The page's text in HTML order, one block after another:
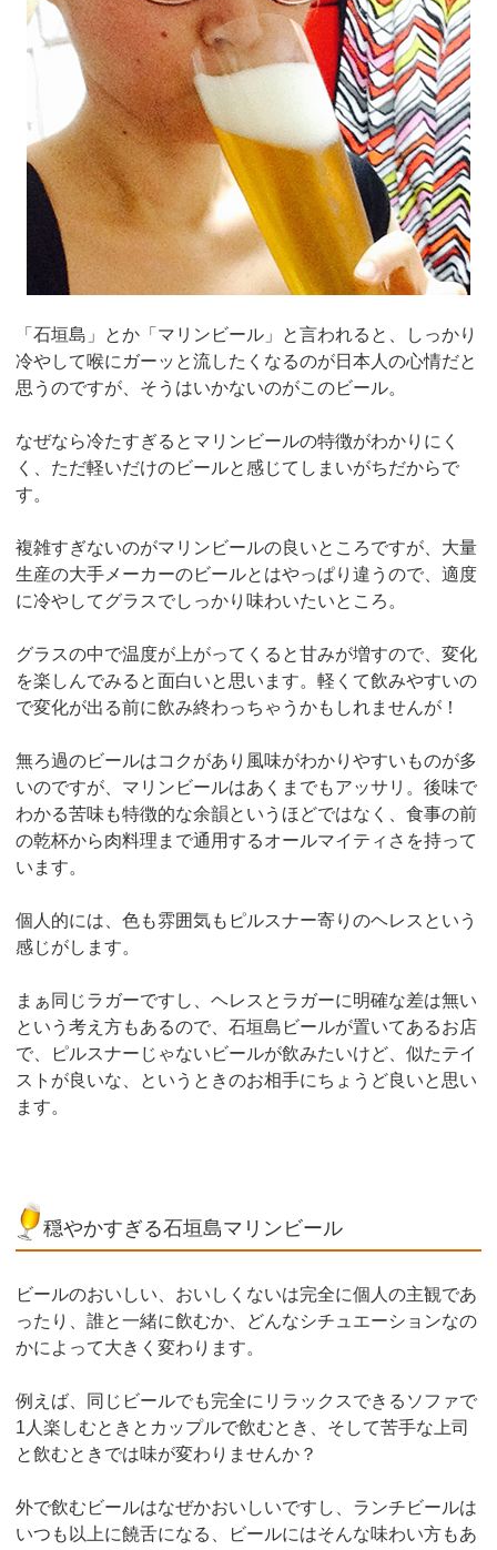
「石垣島」とか「マリンビール」と言われると、しっかり
冷やして喉にガーッと流したくなるのが日本人の心情だと
思うのですが、そうはいかないのがこのビール。
なぜなら冷たすぎるとマリンビールの特徴がわかりにく
く、ただ軽いだけのビールと感じてしまいがちだからで
す。
複雑すぎないのがマリンビールの良いところですが、大量
生産の大手メーカーのビールとはやっぱり違うので、適度
に冷やしてグラスでしっかり味わいたいところ。
グラスの中で温度が上がってくると甘みが増すので、変化
を楽しんでみると面白いと思います。軽くて飲みやすいの
で変化が出る前に飲み終わっちゃうかもしれませんが！
無ろ過のビールはコクがあり風味がわかりやすいものが多
いのですが、マリンビールはあくまでもアッサリ。後味で
わかる苦味も特徴的な余韻というほどではなく、食事の前
の乾杯から肉料理まで通用するオールマイティさを持って
います。
個人的には、色も雰囲気もピルスナー寄りのヘレスという
感じがします。
まぁ同じラガーですし、ヘレスとラガーに明確な差は無い
という考え方もあるので、石垣島ビールが置いてあるお店
で、ピルスナーじゃないビールが飲みたいけど、似たテイ
ストが良いな、というときのお相手にちょうど良いと思い
ます。
穏やかすぎる石垣島マリンビール
ビールのおいしい、おいしくないは完全に個人の主観であ
ったり、誰と一緒に飲むか、どんなシチュエーションなの
かによって大きく変わります。
例えば、同じビールでも完全にリラックスできるソファで
1人楽しむときとカップルで飲むとき、そして苦手な上司
と飲むときでは味が変わりませんか？
外で飲むビールはなぜかおいしいですし、ランチビールは
いつも以上に饒舌になる、ビールにはそんな味わい方もあ